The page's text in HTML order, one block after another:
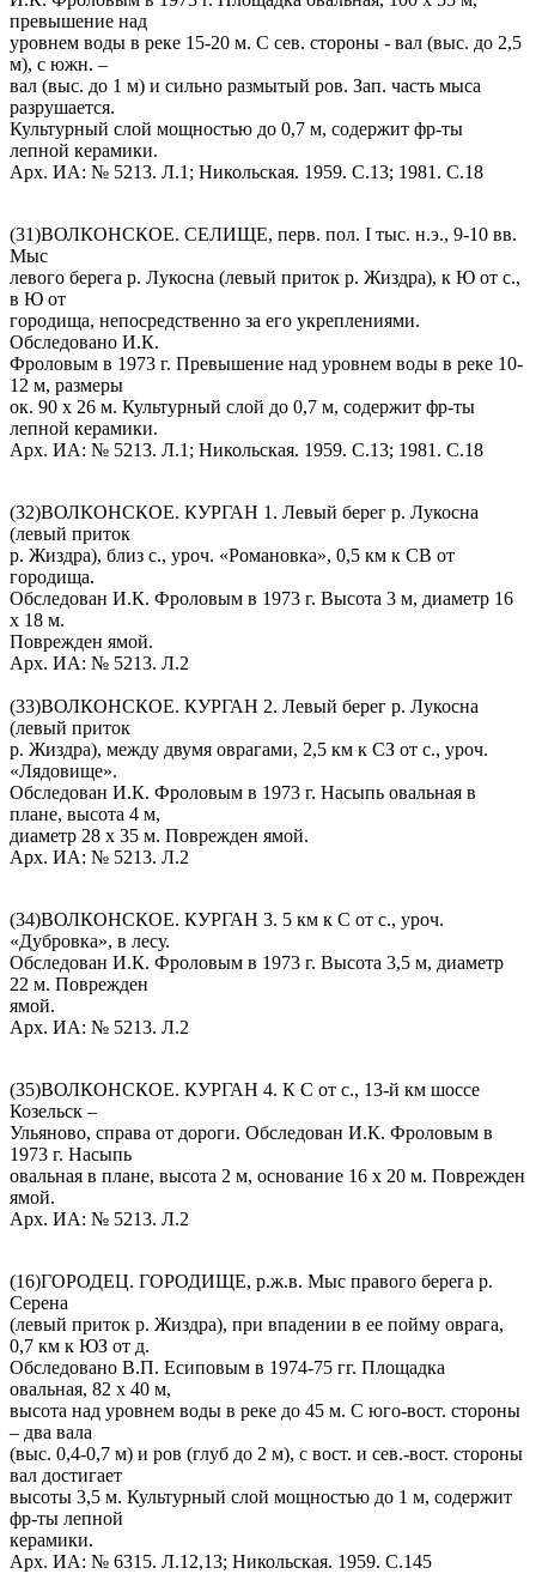
превышение над
уровнем воды в реке 15-20 м. С сев. стороны - вал (выс. до 2,5
м), с южн. –
вал (выс. до 1 м) и сильно размытый ров. Зап. часть мыса
разрушается.
Культурный слой мощностью до 0,7 м, содержит фр-ты
лепной керамики.
Арх. ИА: № 5213. Л.1; Никольская. 1959. С.13; 1981. С.18
(31)ВОЛКОНСКОЕ. СЕЛИЩЕ, перв. пол. I тыс. н.э., 9-10 вв.
Мыс
левого берега р. Лукосна (левый приток р. Жиздра), к Ю от с.,
в Ю от
городища, непосредственно за его укреплениями.
Обследовано И.К.
Фроловым в 1973 г. Превышение над уровнем воды в реке 10-
12 м, размеры
ок. 90 х 26 м. Культурный слой до 0,7 м, содержит фр-ты
лепной керамики.
Арх. ИА: № 5213. Л.1; Никольская. 1959. С.13; 1981. С.18
(32)ВОЛКОНСКОЕ. КУРГАН 1. Левый берег р. Лукосна
(левый приток
р. Жиздра), близ с., уроч. «Романовка», 0,5 км к СВ от
городища.
Обследован И.К. Фроловым в 1973 г. Высота 3 м, диаметр 16
х 18 м.
Поврежден ямой.
Арх. ИА: № 5213. Л.2
(33)ВОЛКОНСКОЕ. КУРГАН 2. Левый берег р. Лукосна
(левый приток
р. Жиздра), между двумя оврагами, 2,5 км к СЗ от с., уроч.
«Лядовище».
Обследован И.К. Фроловым в 1973 г. Насыпь овальная в
плане, высота 4 м,
диаметр 28 х 35 м. Поврежден ямой.
Арх. ИА: № 5213. Л.2
(34)ВОЛКОНСКОЕ. КУРГАН 3. 5 км к С от с., уроч.
«Дубровка», в лесу.
Обследован И.К. Фроловым в 1973 г. Высота 3,5 м, диаметр
22 м. Поврежден
ямой.
Арх. ИА: № 5213. Л.2
(35)ВОЛКОНСКОЕ. КУРГАН 4. К С от с., 13-й км шоссе
Козельск –
Ульяново, справа от дороги. Обследован И.К. Фроловым в
1973 г. Насыпь
овальная в плане, высота 2 м, основание 16 х 20 м. Поврежден
ямой.
Арх. ИА: № 5213. Л.2
(16)ГОРОДЕЦ. ГОРОДИЩЕ, р.ж.в. Мыс правого берега р.
Серена
(левый приток р. Жиздра), при впадении в ее пойму оврага,
0,7 км к ЮЗ от д.
Обследовано В.П. Есиповым в 1974-75 гг. Площадка
овальная, 82 х 40 м,
высота над уровнем воды в реке до 45 м. С юго-вост. стороны
– два вала
(выс. 0,4-0,7 м) и ров (глуб до 2 м), с вост. и сев.-вост. стороны
вал достигает
высоты 3,5 м. Культурный слой мощностью до 1 м, содержит
фр-ты лепной
керамики.
Арх. ИА: № 6315. Л.12,13; Никольская. 1959. С.145